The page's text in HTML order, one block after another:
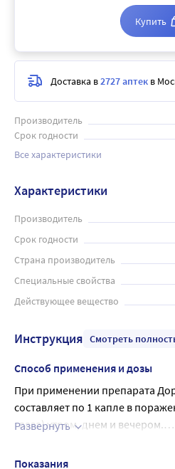
Производитель
Срок годности
Все характеристики
Купить
Доставка в2727 аптек в
Характеристики
Производитель
Срок годности
Страна производитель
Специальные свойства
Действующее вещество
Инструкция Смотреть
Способ применения и дозы
При применении препарата
составляет по 1 капле в
глаза) утром, днем и вечером.
на Дорзиал следует начать
Вскрыть тюбик-капельницу
Развернуть
Показания